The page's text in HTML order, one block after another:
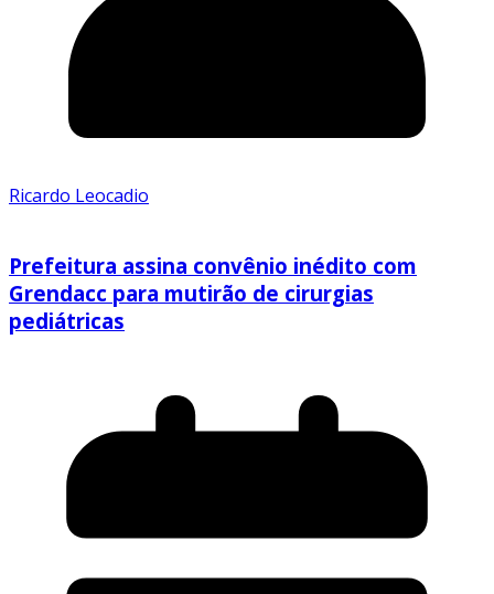
Ricardo Leocadio
Prefeitura assina convênio inédito com
Grendacc para mutirão de cirurgias
pediátricas